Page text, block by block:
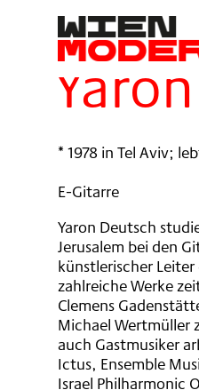
springenFilter
* 1978 in Tel Aviv;
E-Gitarre
Yaron Deutsch
Jerusalem bei den
künstlerischer
zahlreiche Werke
Clemens
Michael Wertmüller
auch Gastmusiker
Ictus, Ensemble
Israel Philharmonic